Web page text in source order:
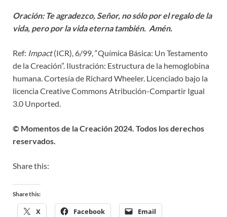
Oración: Te agradezco, Señor, no sólo por el regalo de la
vida, pero por la vida eterna también. Amén.
Ref: Impact(ICR), 6/99, “Química Básica: Un Testamento
de la Creación”. Ilustración: Estructura de la hemoglobina
humana. Cortesía de Richard Wheeler. Licenciado bajo la
licencia Creative Commons Atribución-Compartir Igual
3.0 Unported.
© Momentos de la Creación 2024. Todos los derechos
reservados.
Share this:
Share this:
X Facebook Email